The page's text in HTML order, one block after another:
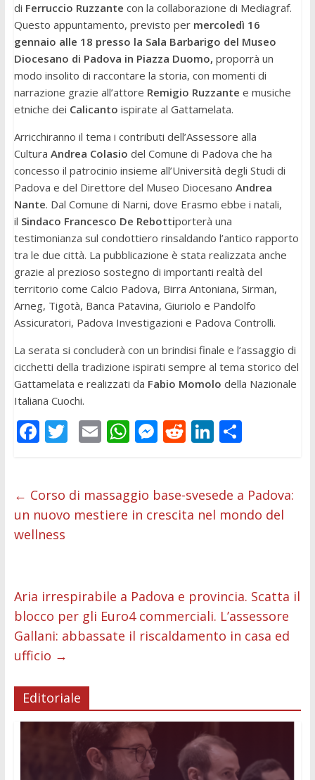
di Ferruccio Ruzzante con la collaborazione di Mediagraf.
Questo appuntamento, previsto per mercoledì 16
gennaio alle 18 presso la Sala Barbarigo del Museo
Diocesano di Padova in Piazza Duomo, proporrà un
modo insolito di raccontare la storia, con momenti di
narrazione grazie all’attore Remigio Ruzzante e musiche
etniche dei Calicanto ispirate al Gattamelata.
Arricchiranno il tema i contributi dell’Assessore alla
Cultura Andrea Colasio del Comune di Padova che ha
concesso il patrocinio insieme all’Università degli Studi di
Padova e del Direttore del Museo Diocesano Andrea
Nante. Dal Comune di Narni, dove Erasmo ebbe i natali,
il Sindaco Francesco De Rebottiporterà una
testimonianza sul condottiero rinsaldando l’antico rapporto
tra le due città. La pubblicazione è stata realizzata anche
grazie al prezioso sostegno di importanti realtà del
territorio come Calcio Padova, Birra Antoniana, Sirman,
Arneg, Tigotà, Banca Patavina, Giuriolo e Pandolfo
Assicuratori, Padova Investigazioni e Padova Controlli.
La serata si concluderà con un brindisi finale e l’assaggio di
cicchetti della tradizione ispirati sempre al tema storico del
Gattamelata e realizzati da Fabio Momolo della Nazionale
Italiana Cuochi.
F
b
o
o
T
er
E
l
W
s
A
M
e
n
R
di
t
Li
e
dI
C
di
vi
← Corso di massaggio base-svesede a Padova:
un nuovo mestiere in crescita nel mondo del
wellness
Aria irrespirabile a Padova e provincia. Scatta il
blocco per gli Euro4 commerciali. L’assessore
Gallani: abbassate il riscaldamento in casa ed
ufficio →
Editoriale